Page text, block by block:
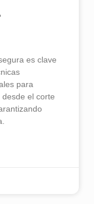
es clave
para
el corte